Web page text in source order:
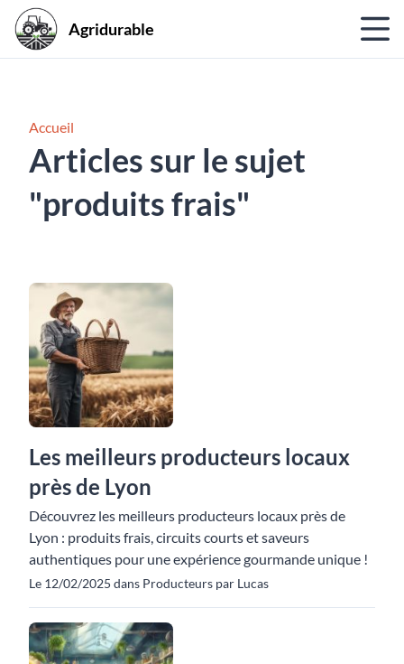
Agridurable
Accueil
Articles sur le sujet
"produits frais"
Les meilleurs producteurs locaux
près de Lyon
Découvrez les meilleurs producteurs locaux près de
Lyon : produits frais, circuits courts et saveurs
authentiques pour une expérience gourmande unique !
Le 12/02/2025 dans Producteurs par Lucas